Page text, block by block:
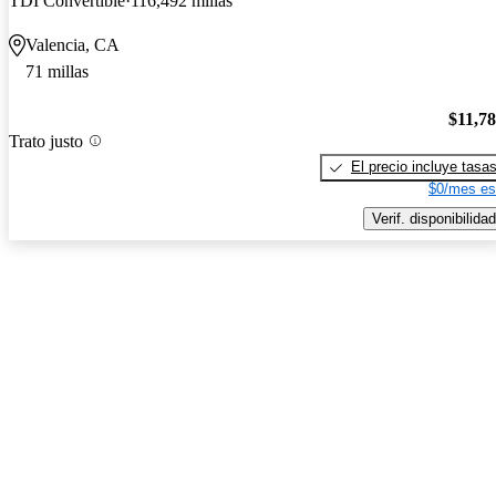
Valencia, CA
71 millas
Trato justo
El precio incluye tasas
$0/mes
Verif. disponibilidad